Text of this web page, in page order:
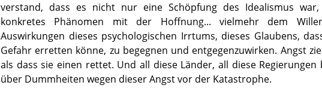
verstand, dass es nicht nur eine Schöpfung des Idealismus
konkretes Phänomen mit der Hoffnung... vielmehr dem
Auswirkungen dieses psychologischen Irrtums, dieses Glaubens,
Gefahr erretten könne, zu begegnen und entgegenzuwirken. Angst
als dass sie einen rettet. Und all diese Länder, all diese
über Dummheiten wegen dieser Angst vor der Katastrophe.